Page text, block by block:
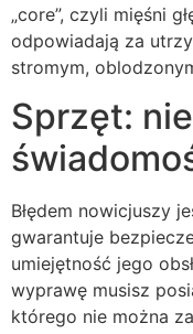
„core”, czyli mięśni
odpowiadają za
stromym,
Sprzęt:
Błędem nowicjuszy
gwarantuje
umiejętność jego
wyprawę musisz
którego nie można